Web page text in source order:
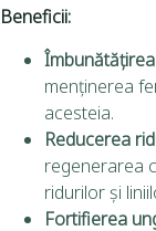
Beneficii:
menținerea
acesteia.
Reducerea
regenerarea
ridurilor și
Fortifierea